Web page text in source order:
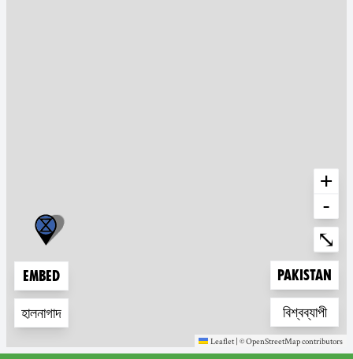
Embed
হালনাগাদ
+
-
⤡
Zoom to
Pakistan
Zoom to
বিশ্বব্যাপী
Leaflet | ©OpenStreetMap
(new window) contributors
(new window)